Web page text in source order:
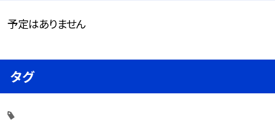
予定はありません
タグ